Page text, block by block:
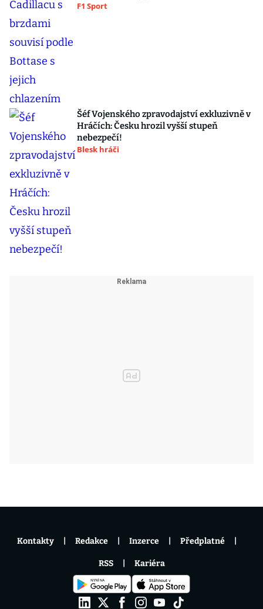
F1 Sport
Šéf Vojenského zpravodajství exkluzivně v
Hráčích: Česku hrozil vyšší stupeň
nebezpečí!
Blesk hráči
Kontakty Redakce Inzerce Předplatné
RSS Kariéra